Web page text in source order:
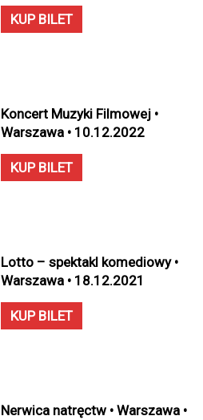
KUP BILET
Koncert Muzyki Filmowej •
Warszawa • 10.12.2022
KUP BILET
Lotto – spektakl komediowy •
Warszawa • 18.12.2021
KUP BILET
Nerwica natręctw • Warszawa •